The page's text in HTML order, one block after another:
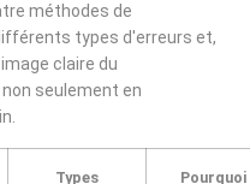
méthodes de
types d'erreurs et,
claire du
seulement en
Types
Pourquoi